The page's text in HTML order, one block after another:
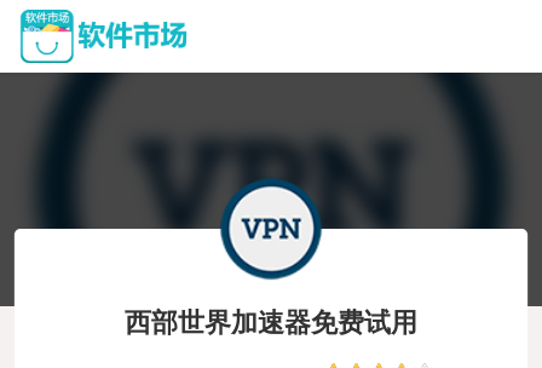
西部世界加速器免费试用